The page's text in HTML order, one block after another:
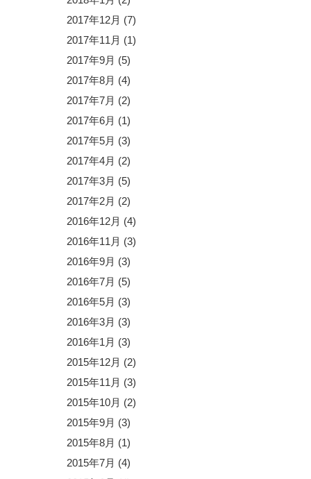
2017年12月 (7)
2017年11月 (1)
2017年9月 (5)
2017年8月 (4)
2017年7月 (2)
2017年6月 (1)
2017年5月 (3)
2017年4月 (2)
2017年3月 (5)
2017年2月 (2)
2016年12月 (4)
2016年11月 (3)
2016年9月 (3)
2016年7月 (5)
2016年5月 (3)
2016年3月 (3)
2016年1月 (3)
2015年12月 (2)
2015年11月 (3)
2015年10月 (2)
2015年9月 (3)
2015年8月 (1)
2015年7月 (4)